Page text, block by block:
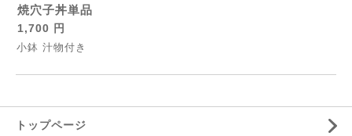
焼穴子丼単品
1,700 円
小鉢 汁物付き
トップページ